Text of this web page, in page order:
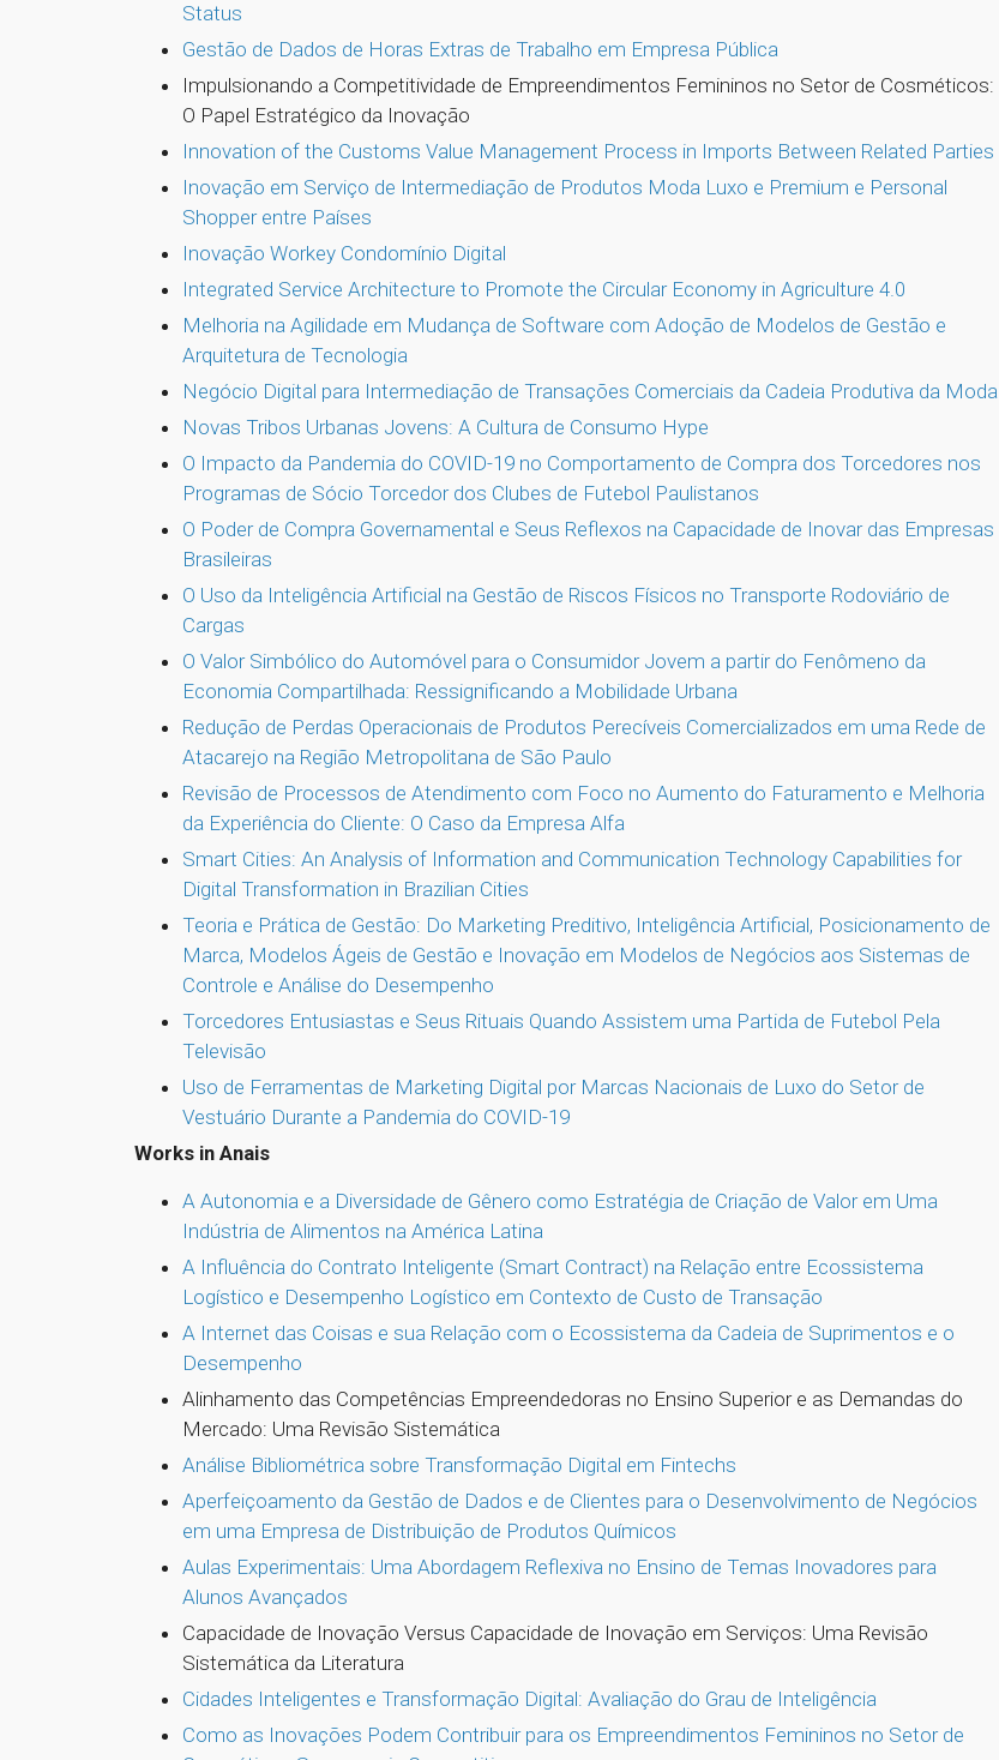
Status
Gestão de Dados de Horas Extras de Trabalho em Empresa Pública
Impulsionando a Competitividade de Empreendimentos Femininos no Setor de Cosméticos:
O Papel Estratégico da Inovação
Innovation of the Customs Value Management Process in Imports Between Related Parties
Inovação em Serviço de Intermediação de Produtos Moda Luxo e Premium e Personal
Shopper entre Países
Inovação Workey Condomínio Digital
Integrated Service Architecture to Promote the Circular Economy in Agriculture 4.0
Melhoria na Agilidade em Mudança de Software com Adoção de Modelos de Gestão e
Arquitetura de Tecnologia
Negócio Digital para Intermediação de Transações Comerciais da Cadeia Produtiva da Moda
Novas Tribos Urbanas Jovens: A Cultura de Consumo Hype
O Impacto da Pandemia do COVID-19 no Comportamento de Compra dos Torcedores nos
Programas de Sócio Torcedor dos Clubes de Futebol Paulistanos
O Poder de Compra Governamental e Seus Reflexos na Capacidade de Inovar das Empresas
Brasileiras
O Uso da Inteligência Artificial na Gestão de Riscos Físicos no Transporte Rodoviário de
Cargas
O Valor Simbólico do Automóvel para o Consumidor Jovem a partir do Fenômeno da
Economia Compartilhada: Ressignificando a Mobilidade Urbana
Redução de Perdas Operacionais de Produtos Perecíveis Comercializados em uma Rede de
Atacarejo na Região Metropolitana de São Paulo
Revisão de Processos de Atendimento com Foco no Aumento do Faturamento e Melhoria
da Experiência do Cliente: O Caso da Empresa Alfa
Smart Cities: An Analysis of Information and Communication Technology Capabilities for
Digital Transformation in Brazilian Cities
Teoria e Prática de Gestão: Do Marketing Preditivo, Inteligência Artificial, Posicionamento de
Marca, Modelos Ágeis de Gestão e Inovação em Modelos de Negócios aos Sistemas de
Controle e Análise do Desempenho
Torcedores Entusiastas e Seus Rituais Quando Assistem uma Partida de Futebol Pela
Televisão
Uso de Ferramentas de Marketing Digital por Marcas Nacionais de Luxo do Setor de
Vestuário Durante a Pandemia do COVID-19
Works in Anais
A Autonomia e a Diversidade de Gênero como Estratégia de Criação de Valor em Uma
Indústria de Alimentos na América Latina
A Influência do Contrato Inteligente (Smart Contract) na Relação entre Ecossistema
Logístico e Desempenho Logístico em Contexto de Custo de Transação
A Internet das Coisas e sua Relação com o Ecossistema da Cadeia de Suprimentos e o
Desempenho
Alinhamento das Competências Empreendedoras no Ensino Superior e as Demandas do
Mercado: Uma Revisão Sistemática
Análise Bibliométrica sobre Transformação Digital em Fintechs
Aperfeiçoamento da Gestão de Dados e de Clientes para o Desenvolvimento de Negócios
em uma Empresa de Distribuição de Produtos Químicos
Aulas Experimentais: Uma Abordagem Reflexiva no Ensino de Temas Inovadores para
Alunos Avançados
Capacidade de Inovação Versus Capacidade de Inovação em Serviços: Uma Revisão
Sistemática da Literatura
Cidades Inteligentes e Transformação Digital: Avaliação do Grau de Inteligência
Como as Inovações Podem Contribuir para os Empreendimentos Femininos no Setor de